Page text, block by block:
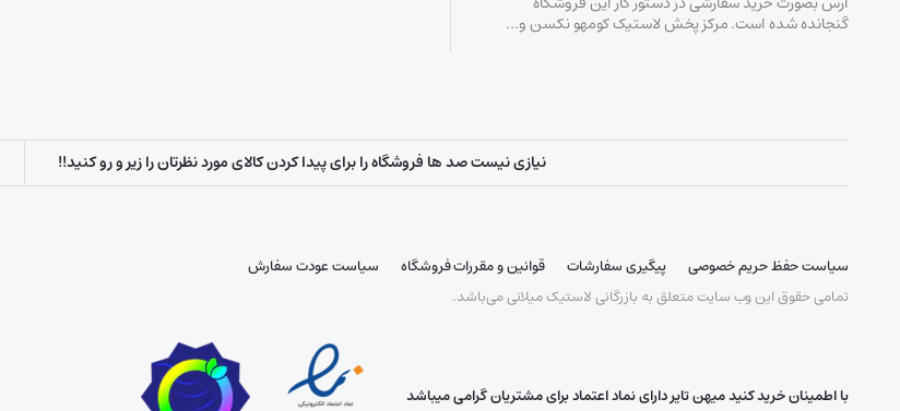
گنجانده شده است. مرکز پخش لاستیک کومهو نکسن و…
نیازی نیست صد ها فروشگاه را برای پیدا کردن کالای مورد نظرتان را زیر و رو کنید!!
سیاست حفظ حریم خصوصی پیگیری سفارشات قوانین و مقررات فروشگاه
سیاست عودت سفارش
تمامی حقوق این وب سایت متعلق به بازرگانی لاستیک میلانی می‌باشد.
با اطمینان خرید کنید میهن تایر دارای نماد اعتماد برای مشتریان گرامی میباشد